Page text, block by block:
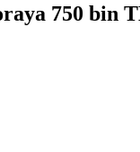
750 bin